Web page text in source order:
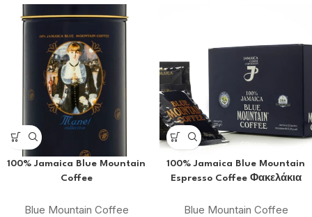
100% Jamaica Blue Mountain
Coffee
Blue Mountain Coffee
100% Jamaica Blue Mountain
Espresso Coffee Φακελάκια
Blue Mountain Coffee